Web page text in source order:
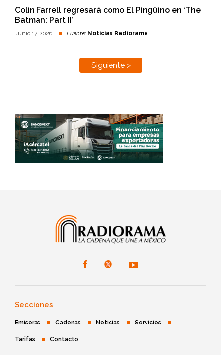
Colin Farrell regresará como El Pingüino en ‘The
Batman: Part II’
Junio 17, 2026 Fuente: Noticias Radiorama
Siguiente >
Secciones
Emisoras Cadenas Noticias Servicios
Tarifas Contacto